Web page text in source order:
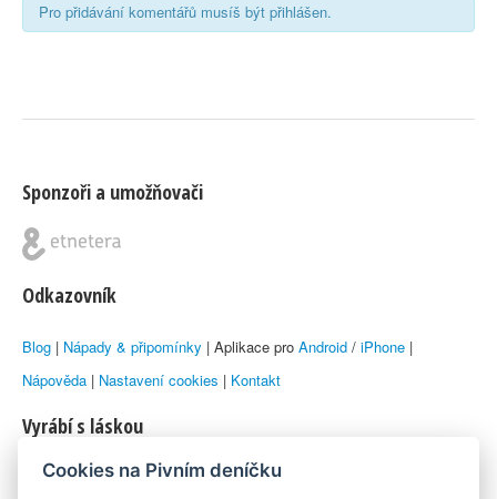
Pro přidávání komentářů musíš být přihlášen.
Sponzoři a umožňovači
Odkazovník
Blog | Nápady & připomínky | Aplikace pro Android / iPhone |
Nápověda | Nastavení cookies | Kontakt
Vyrábí s láskou
© 2010–2026 byLukáš Zemanaka Emka
Cookies na Pivním deníčku